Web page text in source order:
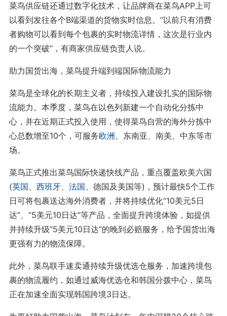
菜鸟供应链还通过数字化技术，让品牌商在菜鸟APP上可
以看到发往各个B端渠道的货物实时信息。“以前只有消费
者购物可以看到每个包裹的实时物流详情，这次是行业内
的一个突破”，有商家供应链负责人说。
助力国货出海，菜鸟提升端到端国际物流能力
菜鸟是全球化的长期主义者，持续投入建设扎实的国际物
流能力。本季度，菜鸟在以色列新建一个自动化分拣中
心，并在近期正式投入使用，使得菜鸟自营的海外分拣中
心总数增至10个，可服务欧洲 、东南亚、南美、中东等市
场。
菜鸟正式推出菜鸟国际快递快线产品，重点覆盖欧美六国
(英国、 西班牙、 法国、德国及美国等)，预计最快5个工作
日可将包裹送达海外消费者，并将持续优化“10美元5日
达”、“5美元10日达”等产品，全面提升跨境体验，如提供
并持续升级“5美元10日达”的晚到必赔服务，给予国货出海
更强有力的物流保障。
此外，菜鸟联手速卖通持续升级优选仓服务，加速跨境包
裹的物流履约，如通过威海优选仓和韩国分拨中心，菜鸟
正在加速全面实现韩国跨境3日达。